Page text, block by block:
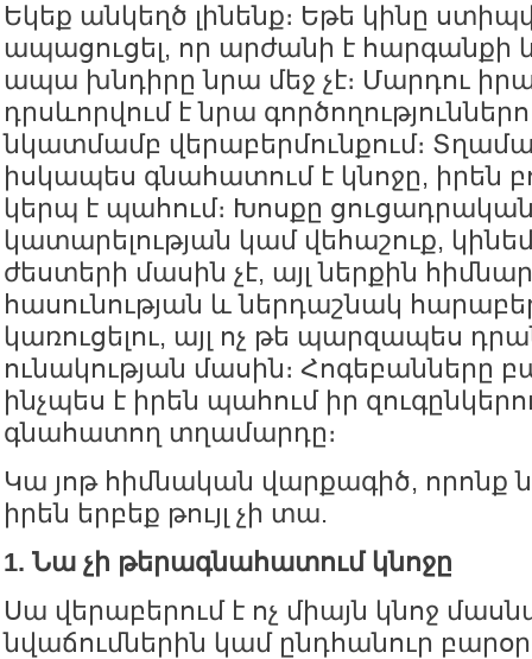
Եկեք անկեղծ լինենք։ Եթե կինը
ապացուցել, որ արժանի է հարգանքի
ապա խնդիրը նրա մեջ չէ։ Մարդու
դրսևորվում է նրա
նկատմամբ վերաբերմունքում։
իսկապես գնահատում է կնոջը, իրեն
կերպ է պահում։ Խոսքը
կատարելության կամ վեհաշուք,
ժեստերի մասին չէ, այլ ներքին
հասունության և ներդաշնակ
կառուցելու, այլ ոչ թե պարզապես
ունակության մասին։ Հոգեբանները
ինչպես է իրեն պահում իր
գնահատող տղամարդը։
Կա յոթ հիմնական վարքագիծ, որոնք
իրեն երբեք թույլ չի տա.
1. Նա չի թերագնահատում կնոջը
Սա վերաբերում է ոչ միայն կնոջ
նվաճումներին կամ ընդհանուր